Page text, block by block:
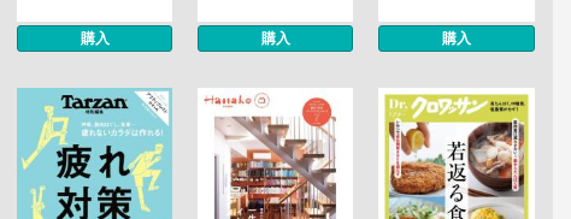
購入 購入 購入